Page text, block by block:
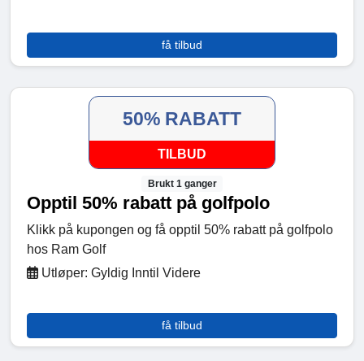
få tilbud
50% RABATT
TILBUD
Brukt 1 ganger
Opptil 50% rabatt på golfpolo
Klikk på kupongen og få opptil 50% rabatt på golfpolo
hos Ram Golf
Utløper: Gyldig Inntil Videre
få tilbud